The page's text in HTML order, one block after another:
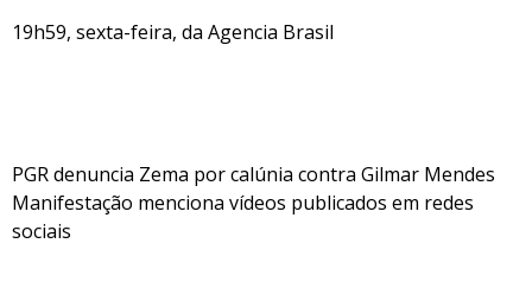
19h59, sexta-feira, da Agencia Brasil
PGR denuncia Zema por calúnia contra Gilmar Mendes
Manifestação menciona vídeos publicados em redes
sociais